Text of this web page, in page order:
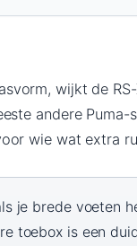
wijkt de
andere Puma-
wie wat extra
je brede voeten
toebox is een